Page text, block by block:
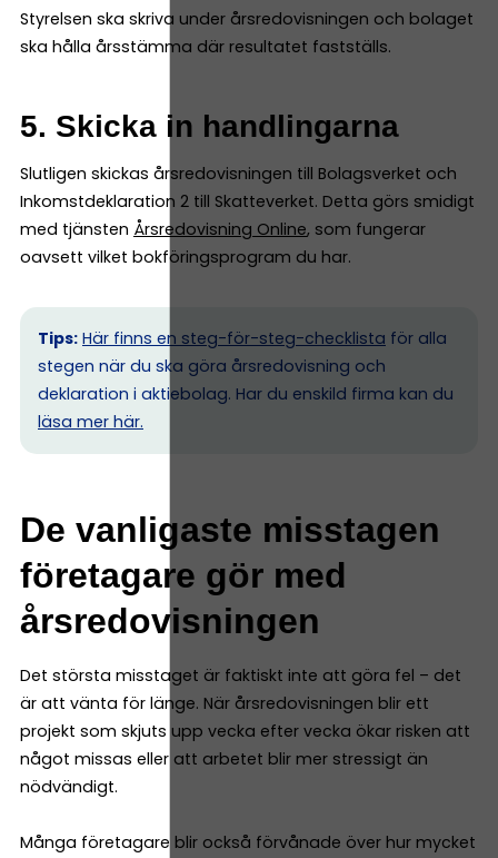
Styrelsen ska skriva under årsredovisningen och bolaget
ska hålla årsstämma där resultatet fastställs.
5. Skicka in handlingarna
Slutligen skickas årsredovisningen till Bolagsverket och
Inkomstdeklaration 2 till Skatteverket. Detta görs smidigt
med tjänsten Årsredovisning Online, som fungerar
oavsett vilket bokföringsprogram du har.
Tips: Här finns en steg-för-steg-checklista för alla
stegen när du ska göra årsredovisning och
deklaration i aktiebolag. Har du enskild firma kan du
läsa mer här.
De vanligaste misstagen
företagare gör med
årsredovisningen
Det största misstaget är faktiskt inte att göra fel – det
är att vänta för länge. När årsredovisningen blir ett
projekt som skjuts upp vecka efter vecka ökar risken att
något missas eller att arbetet blir mer stressigt än
nödvändigt.
Många företagare blir också förvånade över hur mycket